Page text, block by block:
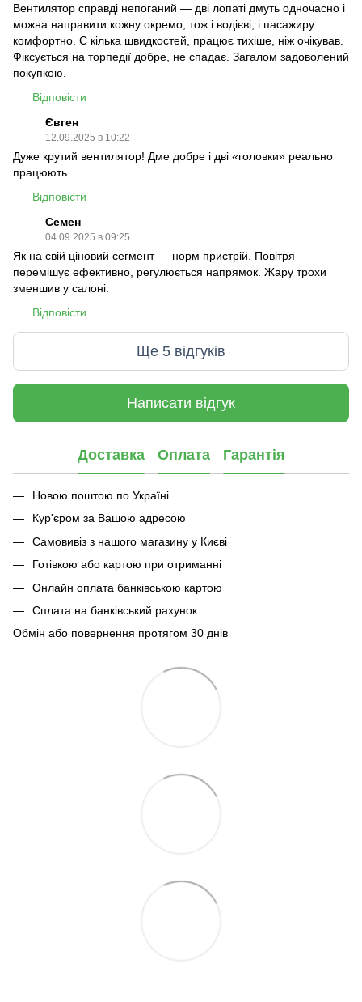
Вентилятор справді непоганий — дві лопаті дмуть одночасно і
можна направити кожну окремо, тож і водієві, і пасажиру
комфортно. Є кілька швидкостей, працює тихіше, ніж очікував.
Фіксується на торпедії добре, не спадає. Загалом задоволений
покупкою.
Відповісти
Євген
12.09.2025 в 10:22
Дуже крутий вентилятор! Дме добре і дві «головки» реально
працюють
Відповісти
Семен
04.09.2025 в 09:25
Як на свій ціновий сегмент — норм пристрій. Повітря
перемішує ефективно, регулюється напрямок. Жару трохи
зменшив у салоні.
Відповісти
Ще 5 відгуків
Написати відгук
Доставка Оплата Гарантія
Новою поштою по Україні
Кур'єром за Вашою адресою
Самовивіз з нашого магазину у Києві
Готівкою або картою при отриманні
Онлайн оплата банківською картою
Сплата на банківський рахунок
Обмін або повернення протягом 30 днів